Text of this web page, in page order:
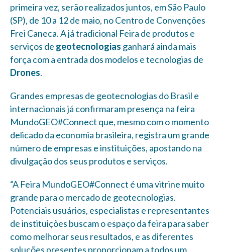
primeira vez, serão realizados juntos, em São Paulo
(SP), de 10 a 12 de maio, no Centro de Convenções
Frei Caneca. A já tradicional Feira de produtos e
serviços de geotecnologias ganhará ainda mais
força com a entrada dos modelos e tecnologias de
Drones.
Grandes empresas de geotecnologias do Brasil e
internacionais já confirmaram presença na feira
MundoGEO#Connect que, mesmo com o momento
delicado da economia brasileira, registra um grande
número de empresas e instituições, apostando na
divulgação dos seus produtos e serviços.
“A Feira MundoGEO#Connect é uma vitrine muito
grande para o mercado de geotecnologias.
Potenciais usuários, especialistas e representantes
de instituições buscam o espaço da feira para saber
como melhorar seus resultados, e as diferentes
soluções presentes proporcionam a todos um